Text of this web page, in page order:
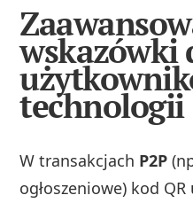
wskazówki
technologii
W transakcjach P2P
ogłoszeniowe) kod